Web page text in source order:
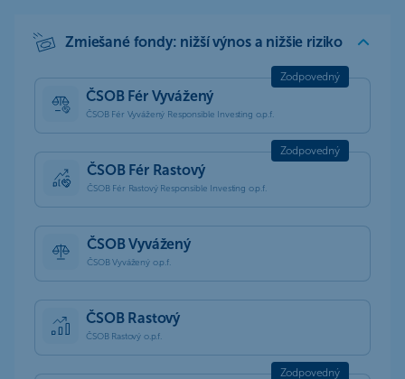
Zmiešané fondy: nižší výnos a nižšie riziko
ČSOB Fér Vyvážený
ČSOB Fér Vyvážený Responsible Investing o.p.f.
ČSOB Fér Rastový
ČSOB Fér Rastový Responsible Investing o.p.f.
ČSOB Vyvážený
ČSOB Vyvážený o.p.f.
ČSOB Rastový
ČSOB Rastový o.p.f.